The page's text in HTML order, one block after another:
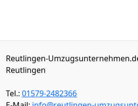
Reutlingen-
Reutlingen
Tel.: 01579-2482366